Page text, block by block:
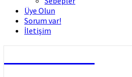
Üye Olun
Sorum var!
İletişim